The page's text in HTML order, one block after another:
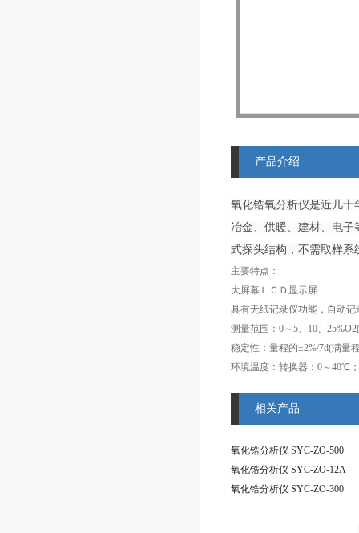
产品介绍
氧化锆氧分析仪是近几十
冶金、供暖、建材、电
式探头结构，不需取样系
主要特点：
大屏幕ＬＣＤ显示屏
稳定性：量程的±2%/7d(满量
相关产品
氧化锆分析仪 SYC-ZO-500
氧化锆分析仪 SYC-ZO-12A
氧化锆分析仪 SYC-ZO-300